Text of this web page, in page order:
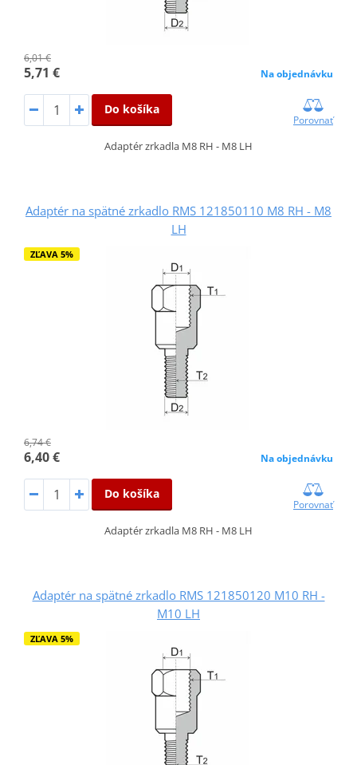
6,01 €
5,71 € Na objednávku
Do košíka
Porovnať
Adaptér zrkadla M8 RH - M8 LH
Adaptér na spätné zrkadlo RMS 121850110 M8 RH - M8
LH
ZĽAVA 5%
6,74 €
6,40 € Na objednávku
Do košíka
Porovnať
Adaptér zrkadla M8 RH - M8 LH
Adaptér na spätné zrkadlo RMS 121850120 M10 RH -
M10 LH
ZĽAVA 5%